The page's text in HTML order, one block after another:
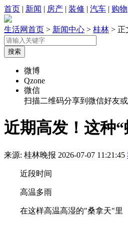
首页 | 新闻 | 房产 | 装修 | 汽车 | 购物
生活网首页 > 新闻中心 > 桂林 > 正
微博
Qzone
微信
扫描二维码分享到微信好友
近期高发！这种
来源: 桂林晚报 2026-07-07 11:21:45
近段时间
高温多雨
在这样高温高湿的"桑拿天"里